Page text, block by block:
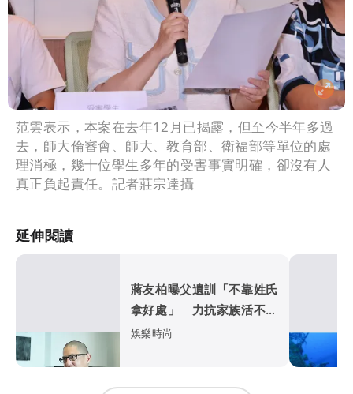
范雲表示，本案在去年12月已揭露，但至今半年多過
去，師大倫審會、師大、教育部、衛福部等單位的處
理消極，幾十位學生多年的受害事實明確，卻沒有人
真正負起責任。記者莊宗達攝
延伸閱讀
蔣友柏曝父遺訓「不靠姓氏
拿好處」 力抗家族活不過
50歲魔咒
娛樂時尚